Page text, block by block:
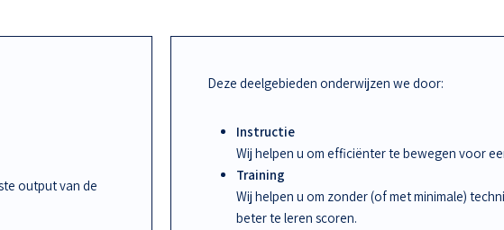
output van de
Deze deelgebieden onderwijzen we door:
Instructie
Wij helpen u om efficiënter te bewegen voor
Training
Wij helpen u om zonder (of met minimale)
beter te leren scoren.